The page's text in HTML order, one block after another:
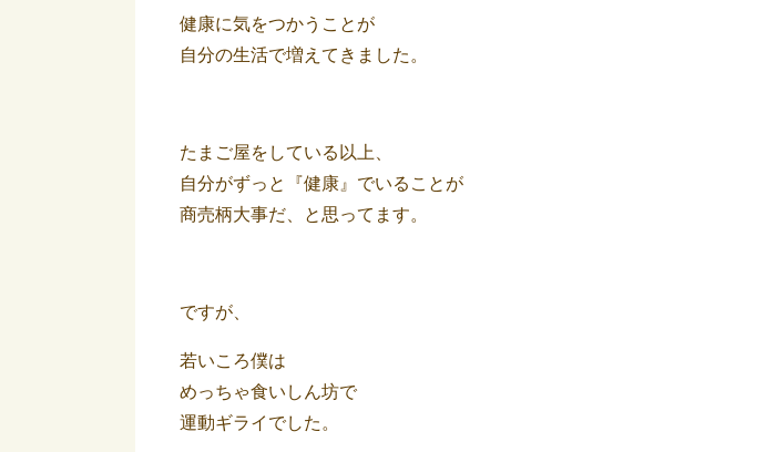
健康に気をつかうことが
自分の生活で増えてきました。
たまご屋をしている以上、
自分がずっと『健康』でいることが
商売柄大事だ、と思ってます。
ですが、
若いころ僕は
めっちゃ食いしん坊で
運動ギライでした。